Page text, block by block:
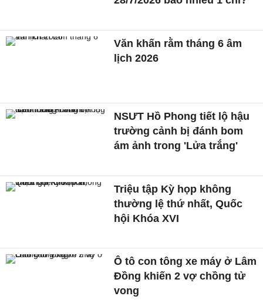
Văn khấn rằm tháng 6 âm
lịch 2026
NSƯT Hồ Phong tiết lộ hậu
trường cảnh bị đánh bom
ám ảnh trong 'Lửa trắng'
Triệu tập Kỳ họp không
thường lệ thứ nhất, Quốc
hội Khóa XVI
Ô tô con tông xe máy ở Lâm
Đồng khiến 2 vợ chồng tử
vong